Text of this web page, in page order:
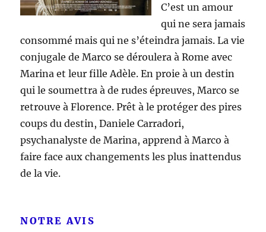
C’est un amour
qui ne sera jamais
consommé mais qui ne s’éteindra jamais. La vie
conjugale de Marco se déroulera à Rome avec
Marina et leur fille Adèle. En proie à un destin
qui le soumettra à de rudes épreuves, Marco se
retrouve à Florence. Prêt à le protéger des pires
coups du destin, Daniele Carradori,
psychanalyste de Marina, apprend à Marco à
faire face aux changements les plus inattendus
de la vie.
NOTRE AVIS